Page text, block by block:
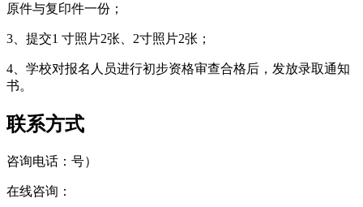
原件与复印件一份；
3、提交1 寸照片2张、2寸照片2张；
4、学校对报名人员进行初步资格审查合格后，发放录取通知
书。
联系方式
咨询电话：号）
在线咨询：